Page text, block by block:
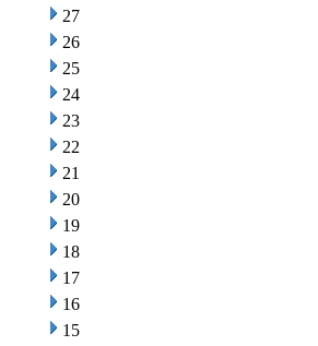
27
26
25
24
23
22
21
20
19
18
17
16
15